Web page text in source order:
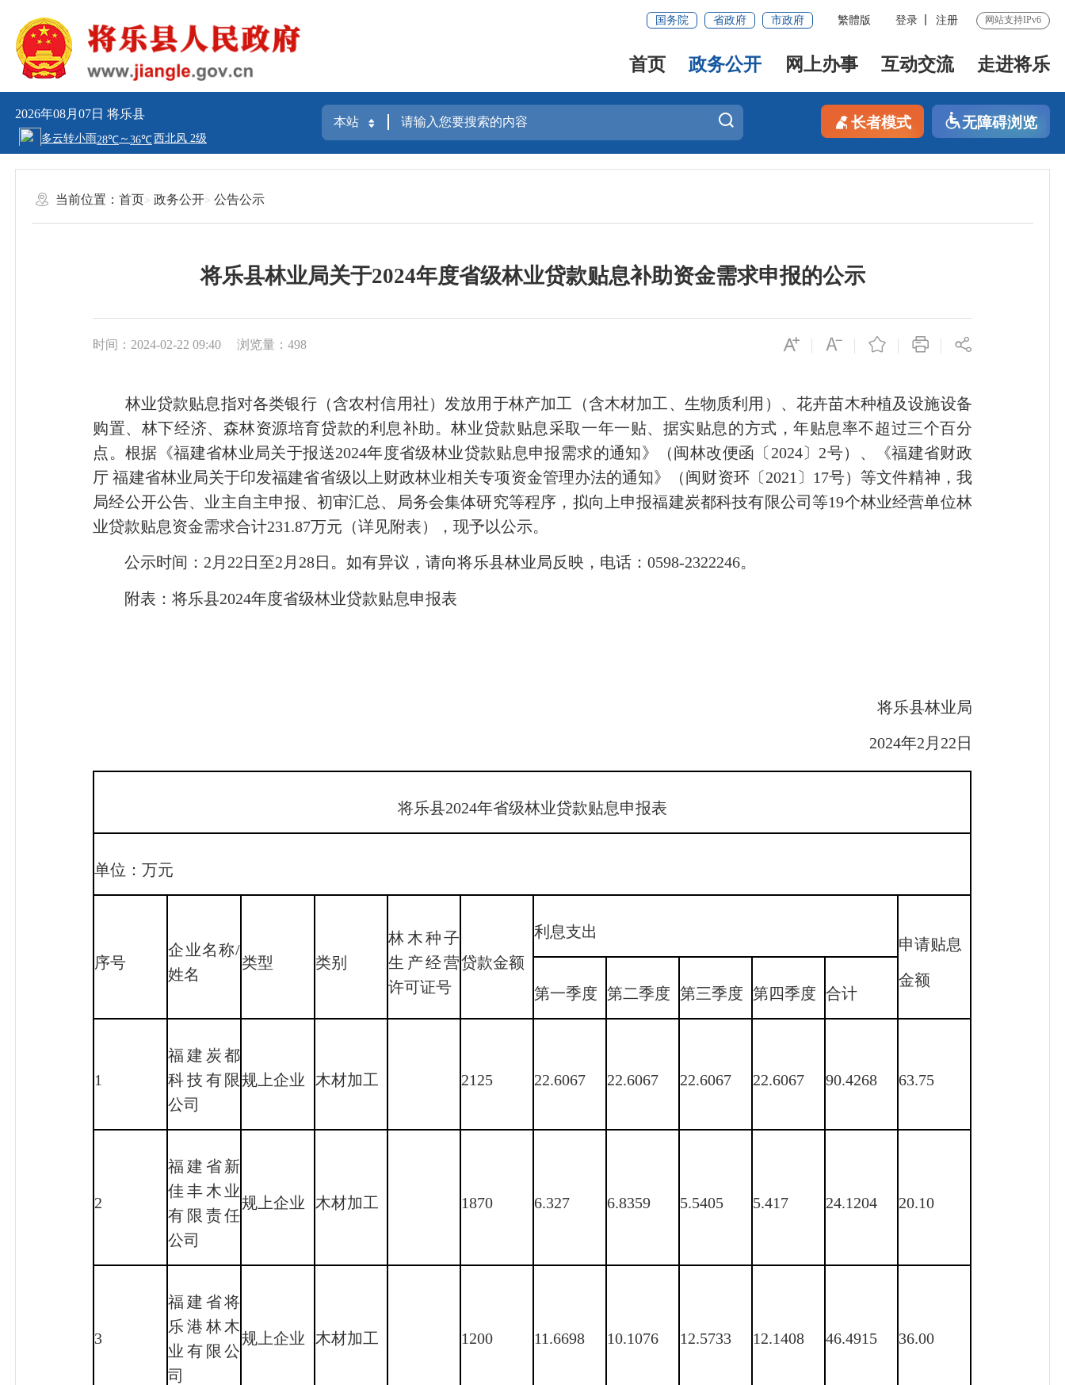
国务院 省政府 市政府 繁體版 登录 注册 网站支持IPv6
首页 政务公开 网上办事 互动交流 走进将乐
2026年08月07日将乐县
长者模式 无障碍浏览
当前位置：首页 政务公开 公告公示
将乐县林业局关于2024年度省级林业贷款贴息补助资金需求申报的公示
时间：2024-02-22 09:40 浏览量：498
林业贷款贴息指对各类银行（含农村信用社）发放用于林产加工（含木材加工、生物质利用）、花卉苗木种植及设施设备
购置、林下经济、森林资源培育贷款的利息补助。林业贷款贴息采取一年一贴、据实贴息的方式，年贴息率不超过三个百分
点。根据《福建省林业局关于报送2024年度省级林业贷款贴息申报需求的通知》（闽林改便函〔2024〕2号）、《福建省财政
厅 福建省林业局关于印发福建省省级以上财政林业相关专项资金管理办法的通知》（闽财资环〔2021〕17号）等文件精神，我
局经公开公告、业主自主申报、初审汇总、局务会集体研究等程序，拟向上申报福建炭都科技有限公司等19个林业经营单位林
业贷款贴息资金需求合计231.87万元（详见附表），现予以公示。
公示时间：2月22日至2月28日。如有异议，请向将乐县林业局反映，电话：0598-2322246。
附表：将乐县2024年度省级林业贷款贴息申报表
将乐县林业局
2024年2月22日
将乐县2024年省级林业贷款贴息申报表
单位：万元
序号
企业名称/
姓名
类型 类别
林木种子
生产经营
许可证号
贷款金额
利息支出
申请贴息
金额
第一季度 第二季度 第三季度 第四季度 合计
1
福建炭都
科技有限
公司
规上企业 木材加工 2125 22.6067 22.6067 22.6067 22.6067 90.4268 63.75
2
福建省新
佳丰木业
有限责任
公司
规上企业 木材加工 1870 6.327 6.8359 5.5405 5.417 24.1204 20.10
3
福建省将
乐港林木
业有限公
司
规上企业 木材加工 1200 11.6698 10.1076 12.5733 12.1408 46.4915 36.00